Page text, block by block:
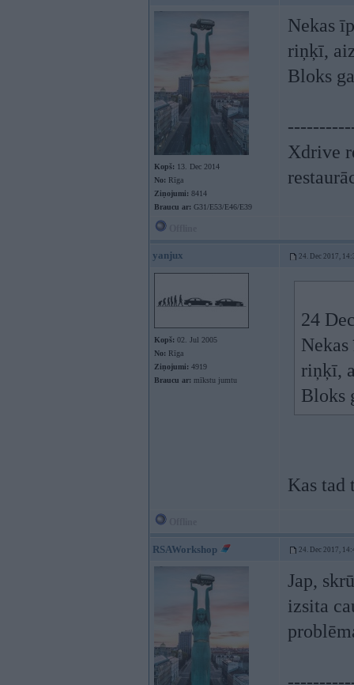
Kopš: 13. Dec 2014
No: Rīga
Ziņojumi: 8414
Braucu ar: G31/E53/E46/E39
Nekas
riņķī,
Bloks
Xdrive
yanjux 24. Dec 2017,
Kopš: 02. Jul 2005
No: Rīga
Ziņojumi: 4919
Braucu ar: mīkstu jumtu
24
riņķī,
Bloks
Kas tad
RSAWorkshop 24. Dec 2017,
Jap,
izsita